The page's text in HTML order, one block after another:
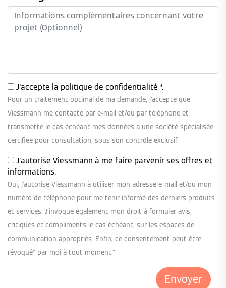
J'accepte la politique de confidentialité *.
Pour un traitement optimal de ma demande, j'accepte que
Viessmann me contacte par e-mail et/ou par téléphone et
transmette le cas échéant mes données à une société spécialisée
certifiée pour consultation, sous son contrôle exclusif.
J'autorise Viessmann à me faire parvenir ses offres et
informations.
Oui, j'autorise Viessmann à utiliser mon adresse e-mail et/ou mon
numéro de téléphone pour me tenir informé des derniers produits
et services. J’invoque également mon droit à formuler avis,
critiques et compliments le cas échéant, sur les espaces de
communication appropriés. Enfin, ce consentement peut être
révoqué* par moi à tout moment."